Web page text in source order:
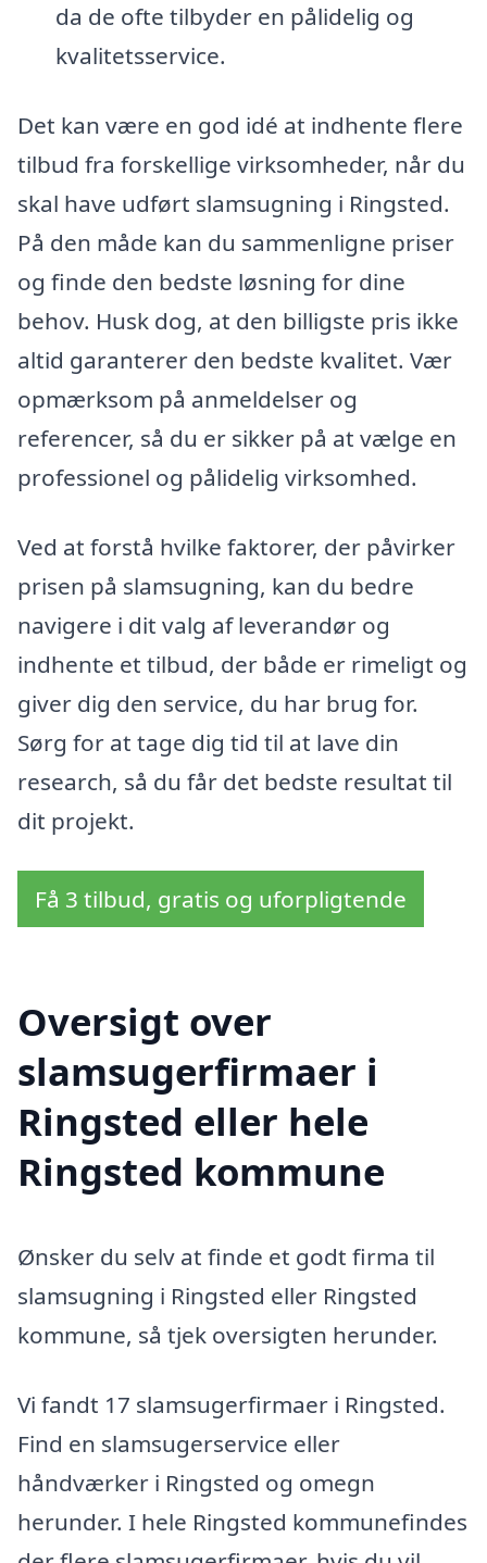
da de ofte tilbyder en pålidelig og
kvalitetsservice.
Det kan være en god idé at indhente flere
tilbud fra forskellige virksomheder, når du
skal have udført slamsugning i Ringsted.
På den måde kan du sammenligne priser
og finde den bedste løsning for dine
behov. Husk dog, at den billigste pris ikke
altid garanterer den bedste kvalitet. Vær
opmærksom på anmeldelser og
referencer, så du er sikker på at vælge en
professionel og pålidelig virksomhed.
Ved at forstå hvilke faktorer, der påvirker
prisen på slamsugning, kan du bedre
navigere i dit valg af leverandør og
indhente et tilbud, der både er rimeligt og
giver dig den service, du har brug for.
Sørg for at tage dig tid til at lave din
research, så du får det bedste resultat til
dit projekt.
Få 3 tilbud, gratis og uforpligtende
Oversigt over
slamsugerfirmaer i
Ringsted eller hele
Ringsted kommune
Ønsker du selv at finde et godt firma til
slamsugning i Ringsted eller Ringsted
kommune, så tjek oversigten herunder.
Vi fandt 17 slamsugerfirmaer i Ringsted.
Find en slamsugerservice eller
håndværker i Ringsted og omegn
herunder. I hele Ringsted kommunefindes